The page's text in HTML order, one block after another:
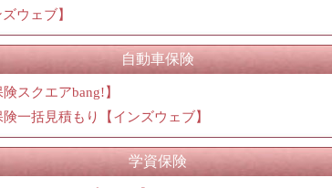
ウェブ】
自動車保険
スクエアbang!】
一括見積もり【インズウェブ】
学資保険